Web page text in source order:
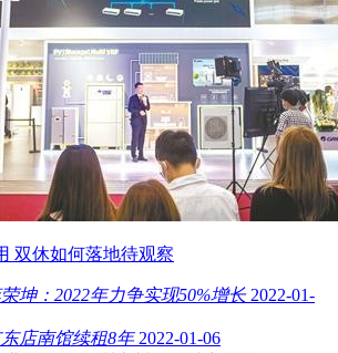
双休如何落地待观察
坤：2022年力争实现50%增长 2022-01-
店南馆续租8年 2022-01-06